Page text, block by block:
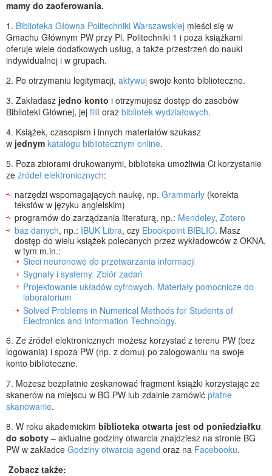
mamy do zaoferowania.
1. Biblioteka Główna Politechniki Warszawskiej mieści się w
Gmachu Głównym PW przy Pl. Politechniki 1 i poza książkami
oferuje wiele dodatkowych usług, a także przestrzeń do nauki
indywidualnej i w grupach.
2. Po otrzymaniu legitymacji, aktywuj swoje konto biblioteczne.
3. Zakładasz jedno konto i otrzymujesz dostęp do zasobów
Biblioteki Głównej, jej filii oraz bibliotek wydziałowych.
4. Książek, czasopism i innych materiałów szukasz
w jednym katalogu bibliotecznym online.
5. Poza zbiorami drukowanymi, biblioteka umożliwia Ci korzystanie
ze źródeł elektronicznych:
narzędzi wspomagających naukę, np. Grammarly (korekta
tekstów w języku angielskim)
programów do zarządzania literaturą, np.: Mendeley, Zotero
baz danych, np.: IBUK Libra, czy Ebookpoint BIBLIO. Masz
dostęp do wielu książek polecanych przez wykładowców z OKNA,
w tym m.in.:
Sieci neuronowe do przetwarzania informacji
Sygnały i systemy. Zbiór zadań
Projektowanie układów cyfrowych. Materiały pomocnicze do
laboratorium
Solved Problems in Numerical Methods for Students of
Electronics and Information Technology.
6. Ze źródeł elektronicznych możesz korzystać z terenu PW (bez
logowania) i spoza PW (np. z domu) po zalogowaniu na swoje
konto biblioteczne.
7. Możesz bezpłatnie zeskanować fragment książki korzystając ze
skanerów na miejscu w BG PW lub zdalnie zamówić płatne
skanowanie.
8. W roku akademickim biblioteka otwarta jest od poniedziałku
do soboty – aktualne godziny otwarcia znajdziesz na stronie BG
PW w zakładce Godziny otwarcia agend oraz na Facebooku.
Zobacz także: